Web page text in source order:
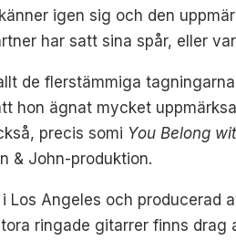
igen sig och den
har satt sina spår, eller
de flerstämmiga
hon ägnat mycket
precis somi You Belong
& John-produktion.
Los Angeles och producerad
ringade gitarrer finns drag